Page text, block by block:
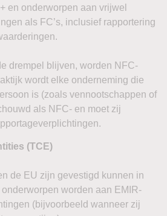
en onderworpen aan vrijwel
als FC’s, inclusief rapportering
drempel blijven, worden NFC-
wordt elke onderneming die
is (zoals vennootschappen of
als NFC- en moet zij
(TCE)
de EU zijn gevestigd kunnen in
worden aan EMIR-
(bijvoorbeeld wanneer zij